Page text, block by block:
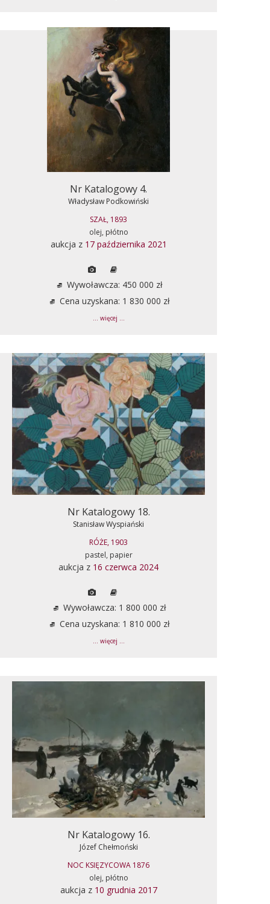
Nr Katalogowy 4.
Władysław Podkowiński
SZAŁ, 1893
olej, płótno
aukcja z 17 października 2021
Wywoławcza: 450 000 zł
Cena uzyskana: 1 830 000 zł
... więcej ...
Nr Katalogowy 18.
Stanisław Wyspiański
RÓŻE, 1903
pastel, papier
aukcja z 16 czerwca 2024
Wywoławcza: 1 800 000 zł
Cena uzyskana: 1 810 000 zł
... więcej ...
Nr Katalogowy 16.
Józef Chełmoński
NOC KSIĘZYCOWA 1876
olej, płótno
aukcja z 10 grudnia 2017